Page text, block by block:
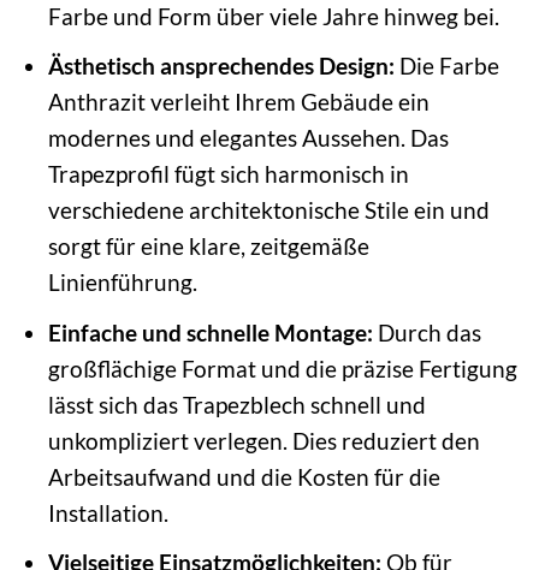
Farbe und Form über viele Jahre hinweg bei.
Ästhetisch ansprechendes Design: Die Farbe
Anthrazit verleiht Ihrem Gebäude ein
modernes und elegantes Aussehen. Das
Trapezprofil fügt sich harmonisch in
verschiedene architektonische Stile ein und
sorgt für eine klare, zeitgemäße
Linienführung.
Einfache und schnelle Montage: Durch das
großflächige Format und die präzise Fertigung
lässt sich das Trapezblech schnell und
unkompliziert verlegen. Dies reduziert den
Arbeitsaufwand und die Kosten für die
Installation.
Vielseitige Einsatzmöglichkeiten: Ob für